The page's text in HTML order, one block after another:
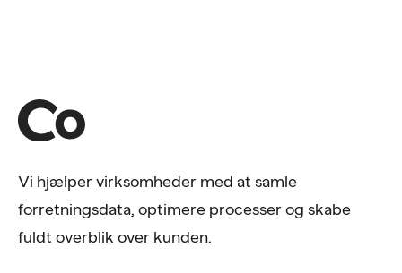
Vi hjælper virksomheder med at samle
forretningsdata, optimere processer og skabe
fuldt overblik over kunden.